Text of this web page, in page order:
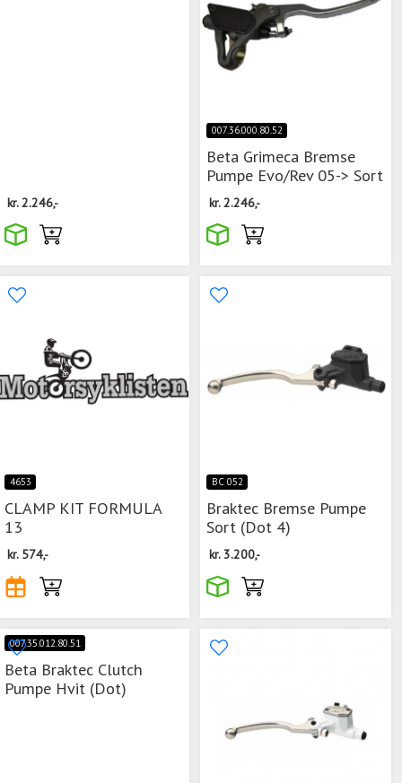
kr.2.246,-
007.36.000.80.52
Beta Grimeca Bremse
Pumpe Evo/Rev 05-> Sort
kr.2.246,-
4653
CLAMP KIT FORMULA
13
kr. 574,-
BC 052
Braktec Bremse Pumpe
Sort (Dot 4)
kr. 3.200,-
007.35.012.80.51
Beta Braktec Clutch
Pumpe Hvit (Dot)